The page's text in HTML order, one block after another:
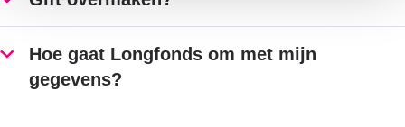
Hoe gaat Longfonds om met mijn
gegevens?